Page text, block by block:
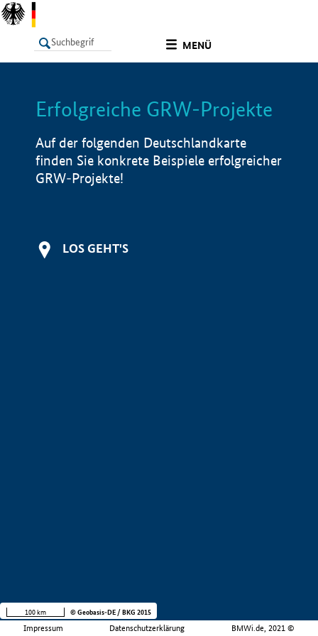
MENÜ
LISTE Info
Erfolgreiche GRW-Projekte
Auf der folgenden Deutschlandkarte
finden Sie konkrete Beispiele erfolgreicher
GRW-Projekte!
LOS GEHT'S
Impressum Datenschutzerklärung BMWi.de, 2021 ©
100 km © Geobasis-DE / BKG 2015